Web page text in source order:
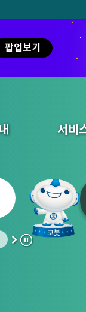
팝업보기
서비
5
다 정